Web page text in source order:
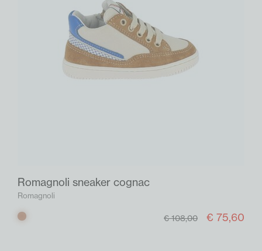
Romagnoli sneaker cognac
Romagnoli
Cognac € 108,00 € 75,60